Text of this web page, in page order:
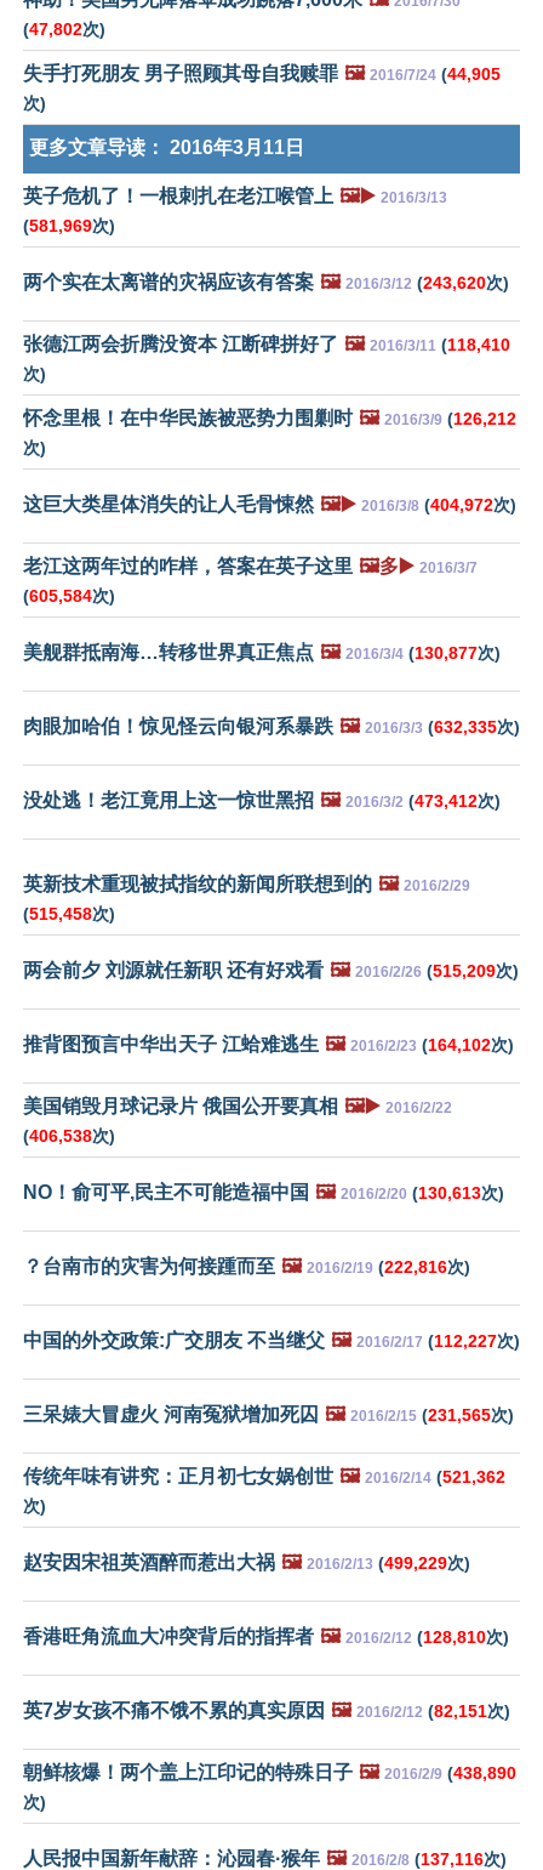
(47,802次)
失手打死朋友 男子照顾其母自我赎罪 🖼️ 2016/7/24 (44,905
次)
更多文章导读： 2016年3月11日
英子危机了！一根刺扎在老江喉管上 🖼️▶️ 2016/3/13
(581,969次)
两个实在太离谱的灾祸应该有答案 🖼️ 2016/3/12 (243,620次)
张德江两会折腾没资本 江断碑拼好了 🖼️ 2016/3/11 (118,410
次)
怀念里根！在中华民族被恶势力围剿时 🖼️ 2016/3/9 (126,212
次)
这巨大类星体消失的让人毛骨悚然 🖼️▶️ 2016/3/8 (404,972次)
老江这两年过的咋样，答案在英子这里 🖼️多▶️ 2016/3/7
(605,584次)
美舰群抵南海…转移世界真正焦点 🖼️ 2016/3/4 (130,877次)
肉眼加哈伯！惊见怪云向银河系暴跌 🖼️ 2016/3/3 (632,335次)
没处逃！老江竟用上这一惊世黑招 🖼️ 2016/3/2 (473,412次)
英新技术重现被拭指纹的新闻所联想到的 🖼️ 2016/2/29
(515,458次)
两会前夕 刘源就任新职 还有好戏看 🖼️ 2016/2/26 (515,209次)
推背图预言中华出天子 江蛤难逃生 🖼️ 2016/2/23 (164,102次)
美国销毁月球记录片 俄国公开要真相 🖼️▶️ 2016/2/22
(406,538次)
NO！俞可平,民主不可能造福中国 🖼️ 2016/2/20 (130,613次)
？台南市的灾害为何接踵而至 🖼️ 2016/2/19 (222,816次)
中国的外交政策:广交朋友 不当继父 🖼️ 2016/2/17 (112,227次)
三呆婊大冒虚火 河南冤狱增加死囚 🖼️ 2016/2/15 (231,565次)
传统年味有讲究：正月初七女娲创世 🖼️ 2016/2/14 (521,362
次)
赵安因宋祖英酒醉而惹出大祸 🖼️ 2016/2/13 (499,229次)
香港旺角流血大冲突背后的指挥者 🖼️ 2016/2/12 (128,810次)
英7岁女孩不痛不饿不累的真实原因 🖼️ 2016/2/12 (82,151次)
朝鲜核爆！两个盖上江印记的特殊日子 🖼️ 2016/2/9 (438,890
次)
人民报中国新年献辞：沁园春·猴年 🖼️ 2016/2/8 (137,116次)